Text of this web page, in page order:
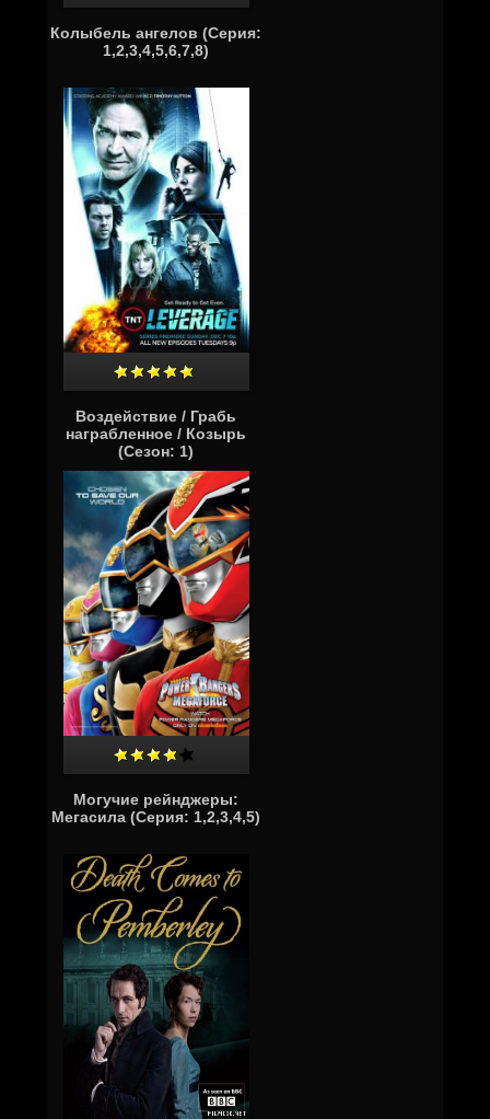
Колыбель ангелов (Серия:
1,2,3,4,5,6,7,8)
Воздействие / Грабь
награбленное / Козырь
(Сезон: 1)
Могучие рейнджеры:
Мегасила (Серия: 1,2,3,4,5)